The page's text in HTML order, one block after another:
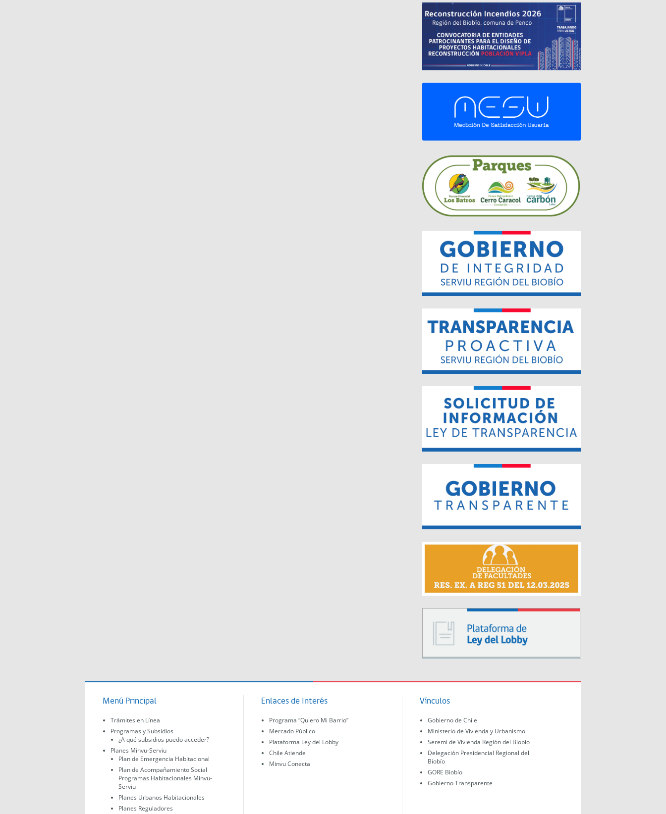
Menú Principal
Trámites en Línea
Programas y Subsidios
¿A qué subsidios puedo acceder?
Planes Minvu-Serviu
Plan de Emergencia Habitacional
Plan de Acompañamiento Social
Programas Habitacionales Minvu-
Serviu
Planes Urbanos Habitacionales
Planes Reguladores
Enlaces de Interés
Programa “Quiero Mi Barrio”
Mercado Público
Plataforma Ley del Lobby
Chile Atiende
Minvu Conecta
Vínculos
Gobierno de Chile
Ministerio de Vivienda y Urbanismo
Seremi de Vivienda Región del Biobio
Delegación Presidencial Regional del
Biobío
GORE Biobío
Gobierno Transparente